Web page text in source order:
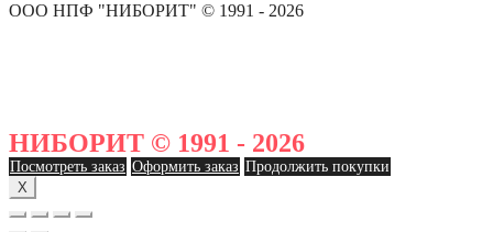
ООО НПФ "НИБОРИТ" © 1991 - 2026
НИБОРИТ © 1991 - 2026
Посмотреть заказ Оформить заказ Продолжить покупки
X